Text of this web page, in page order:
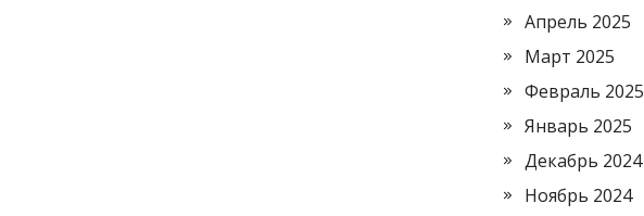
Апрель 2025
Март 2025
Февраль 2025
Январь 2025
Декабрь 2024
Ноябрь 2024